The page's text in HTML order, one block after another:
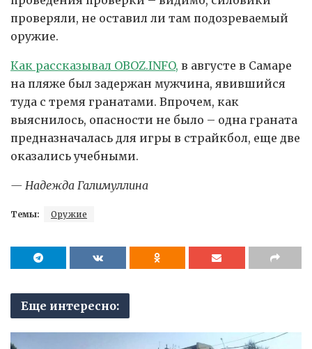
проверяли, не оставил ли там подозреваемый
оружие.
Как рассказывал OBOZ.INFO, в августе в Самаре
на пляже был задержан мужчина, явившийся
туда с тремя гранатами. Впрочем, как
выяснилось, опасности не было – одна граната
предназначалась для игры в страйкбол, еще две
оказались учебными.
— Надежда Галимуллина
Темы: Оружие
Еще интересно: